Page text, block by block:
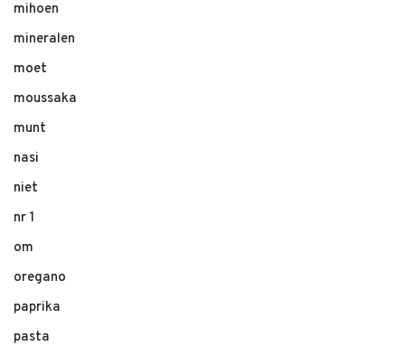
mihoen
mineralen
moet
moussaka
munt
nasi
niet
nr 1
om
oregano
paprika
pasta